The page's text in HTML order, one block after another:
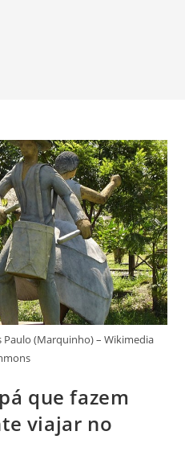
Paulo (Marquinho) – Wikimedia
que fazem
viajar no